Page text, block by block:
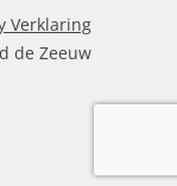
Verklaring
de Zeeuw